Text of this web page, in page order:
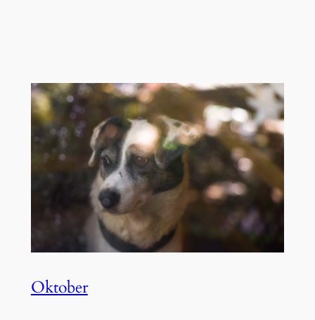
Oktober